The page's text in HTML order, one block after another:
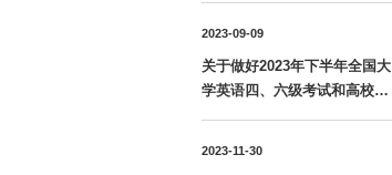
2023-09-09
关于做好2023年下半年全国大
学英语四、六级考试和高校英
2023-11-30